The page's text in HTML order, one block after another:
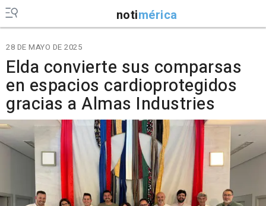
notimérica
28 DE MAYO DE 2025
Elda convierte sus comparsas
en espacios cardioprotegidos
gracias a Almas Industries